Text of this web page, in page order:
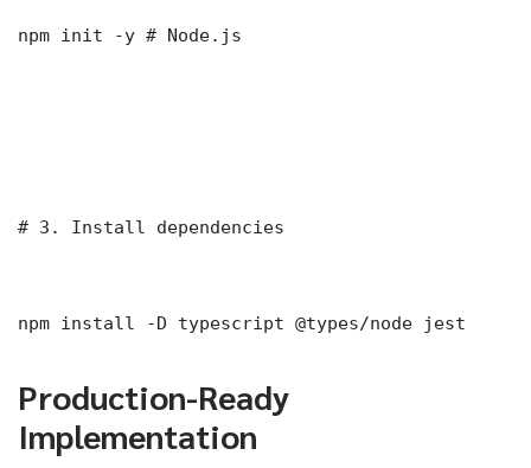
npm init -y # Node.js
# 3. Install dependencies
npm install -D typescript @types/node jest
Production-Ready
Implementation